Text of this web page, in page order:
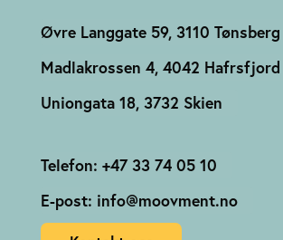
Øvre Langgate 59, 3110 Tønsberg
Madlakrossen 4, 4042 Hafrsfjord
Uniongata 18, 3732 Skien
Telefon: +47 33 74 05 10
E-post: info@moovment.no